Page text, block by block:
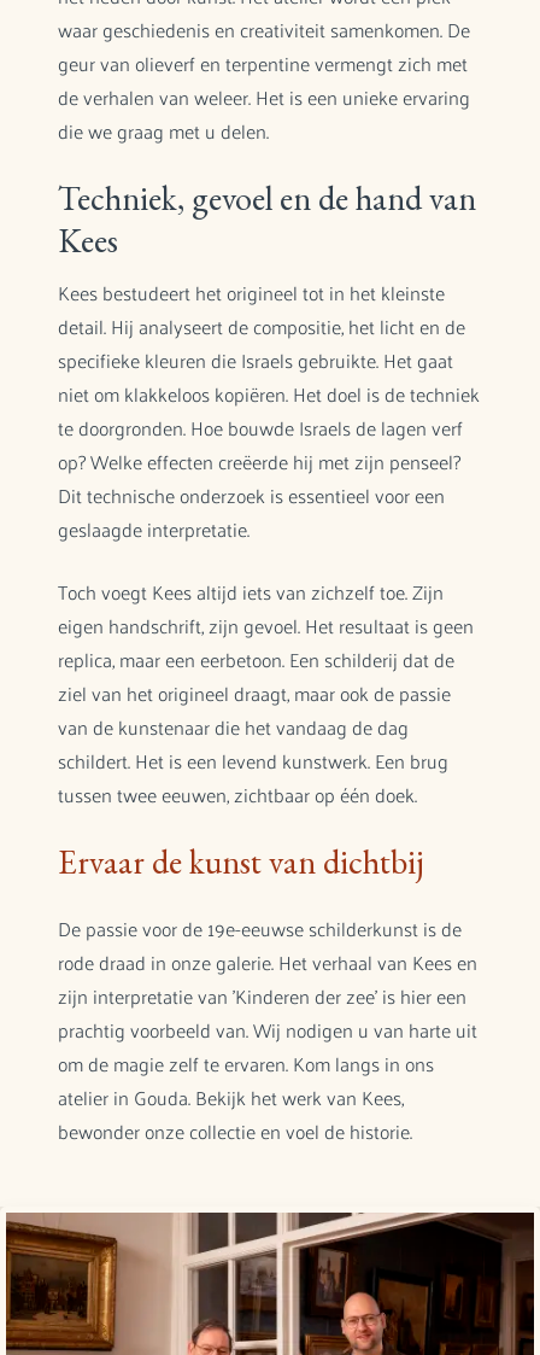
waar geschiedenis en creativiteit samenkomen. De
geur van olieverf en terpentine vermengt zich met
de verhalen van weleer. Het is een unieke ervaring
die we graag met u delen.
Techniek, gevoel en de hand van
Kees
Kees bestudeert het origineel tot in het kleinste
detail. Hij analyseert de compositie, het licht en de
specifieke kleuren die Israels gebruikte. Het gaat
niet om klakkeloos kopiëren. Het doel is de techniek
te doorgronden. Hoe bouwde Israels de lagen verf
op? Welke effecten creëerde hij met zijn penseel?
Dit technische onderzoek is essentieel voor een
geslaagde interpretatie.
Toch voegt Kees altijd iets van zichzelf toe. Zijn
eigen handschrift, zijn gevoel. Het resultaat is geen
replica, maar een eerbetoon. Een schilderij dat de
ziel van het origineel draagt, maar ook de passie
van de kunstenaar die het vandaag de dag
schildert. Het is een levend kunstwerk. Een brug
tussen twee eeuwen, zichtbaar op één doek.
Ervaar de kunst van dichtbij
De passie voor de 19e-eeuwse schilderkunst is de
rode draad in onze galerie. Het verhaal van Kees en
zijn interpretatie van 'Kinderen der zee' is hier een
prachtig voorbeeld van. Wij nodigen u van harte uit
om de magie zelf te ervaren. Kom langs in ons
atelier in Gouda. Bekijk het werk van Kees,
bewonder onze collectie en voel de historie.